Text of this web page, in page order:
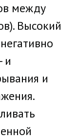
между
Высокий
и
и